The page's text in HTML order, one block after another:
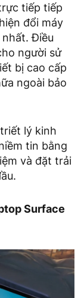
tiếp tiếp
đổi máy
Điều
người sử
bị cao cấp
ngoài bảo
lý kinh
tin bằng
và đặt trải
Surface